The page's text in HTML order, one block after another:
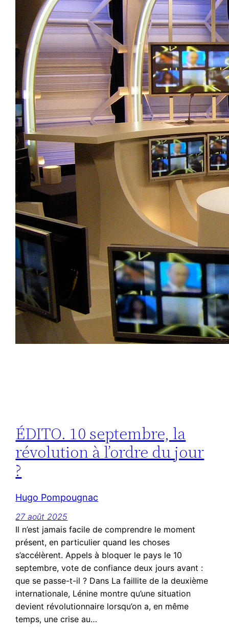
ÉDITO. 10 septembre, la
révolution à l’ordre du jour
?
Hugo Pompougnac
27 août 2025
Il n’est jamais facile de comprendre le moment
présent, en particulier quand les choses
s’accélèrent. Appels à bloquer le pays le 10
septembre, vote de confiance deux jours avant :
que se passe-t-il ? Dans La faillite de la deuxième
internationale, Lénine montre qu’une situation
devient révolutionnaire lorsqu’on a, en même
temps, une crise au…